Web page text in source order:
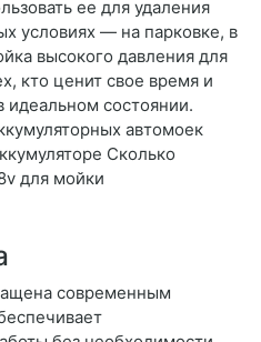
ее для удаления
условиях — на парковке, в
высокого давления для
кто ценит свое время и
идеальном состоянии.
автомоек
Сколько
для мойки
современным